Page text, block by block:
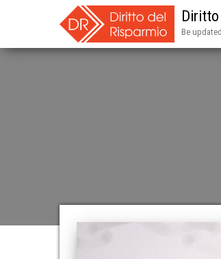
Diritto
Be